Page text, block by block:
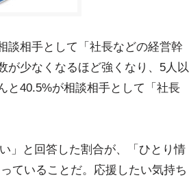
談相手として「社長などの経営幹
が少なくなるほど強くなり、5人以
と40.5%が相談相手として「社長
」と回答した割合が、「ひとり情
ていることだ。応援したい気持ち